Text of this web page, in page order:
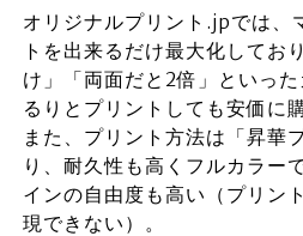
オリジナルプリント.jpでは、
トを出来るだけ最大化してお
け」「両面だと2倍」といっ
るりとプリントしても安価に
また、プリント方法は「昇華
り、耐久性も高くフルカラー
インの自由度も高い（プリン
現できない）。